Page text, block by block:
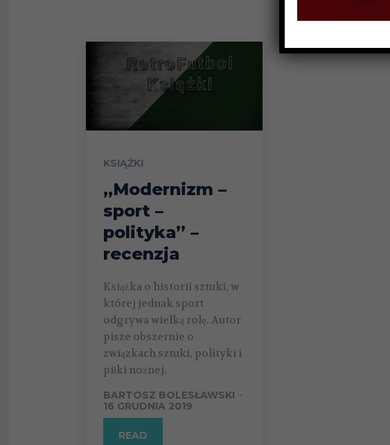
KSIĄŻKI
„Modernizm –
sport –
polityka” –
recenzja
Książka o historii sztuki, w
której jednak sport
odgrywa wielką rolę. Autor
pisze obszernie o
związkach sztuki, polityki i
piłki nożnej.
BARTOSZ BOLESŁAWSKI -
16 GRUDNIA 2019
READ